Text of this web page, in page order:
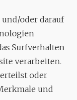
oder darauf
Surfverhalten
verarbeiten.
oder
und
1